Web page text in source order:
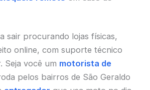
sair procurando lojas físicas,
online, com suporte técnico
Seja você um motorista de
pelos bairros de São Geraldo